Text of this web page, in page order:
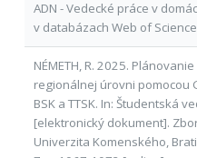
ADN - Vedecké práce v
v databázach Web of
NÉMETH, R. 2025.
regionálnej úrovni pomocou
BSK a TTSK. In: Študentská
[elektronický dokument].
Univerzita Komenského,